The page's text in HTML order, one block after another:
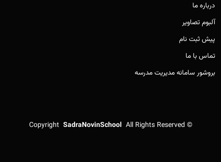
درباره ما
آلبوم تصاویر
پیش ثبت نام
تماس با ما
بروشور سامانه مدیریت مدرسه
©
Copyright SadraNovinSchool All Rights Reserved